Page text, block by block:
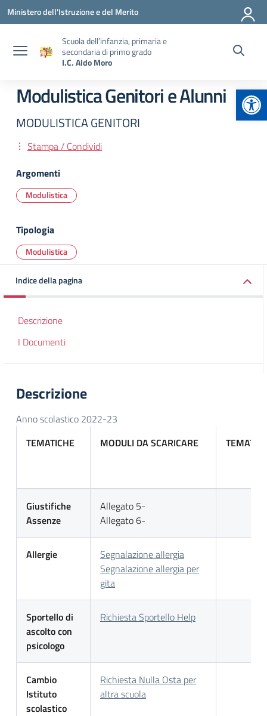
Vai ai contenuti
Vai al menu di navigazione
Vai al footer
Ministero dell'Istruzione e del Merito
Scuola dell’infanzia, primaria e
secondaria di primo grado
I.C. Aldo Moro
Modulistica Genitori e Alunni
MODULISTICA GENITORI
Stampa / Condividi
Argomenti
Modulistica
Tipologia
Modulistica
Indice della pagina
Descrizione
I Documenti
Descrizione
Anno scolastico 2022-23
TEMATICHE
MODULI DA SCARICARE
Giustifiche
Assenze
Allegato 5-
Allegato 6-
Allergie
Segnalazione allergia
Segnalazione allergia per
gita
Sportello di
ascolto con
psicologo
Richiesta Sportello Help
Cambio
Istituto
scolastico
Richiesta Nulla Osta per
altra scuola